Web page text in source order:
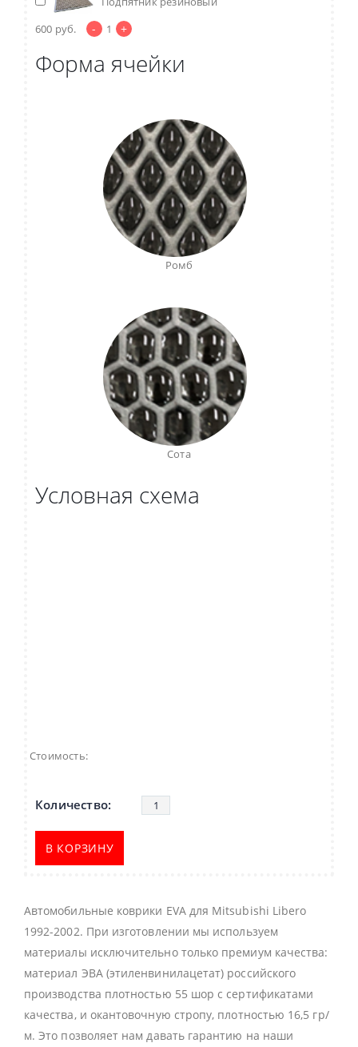
600 руб. - 1 +
Форма ячейки
Ромб
Сота
Условная схема
Стоимость:
В КОРЗИНУ
Автомобильные коврики EVA для Mitsubishi Libero
1992-2002. При изготовлении мы используем
материалы исключительно только премиум качества:
материал ЭВА (этиленвинилацетат) российского
производства плотностью 55 шор с сертификатами
качества, и окантовочную стропу, плотностью 16,5 гр/
м. Это позволяет нам давать гарантию на наши